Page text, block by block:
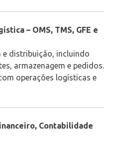
– OMS, TMS, GFE e
e distribuição, incluindo
armazenagem e pedidos.
operações logísticas e
Contabilidade